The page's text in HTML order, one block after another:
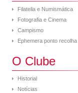
Filatelia e Numismática
Fotografia e Cinema
Campismo
Ephemera ponto recolha
O Clube
Historial
Notícias